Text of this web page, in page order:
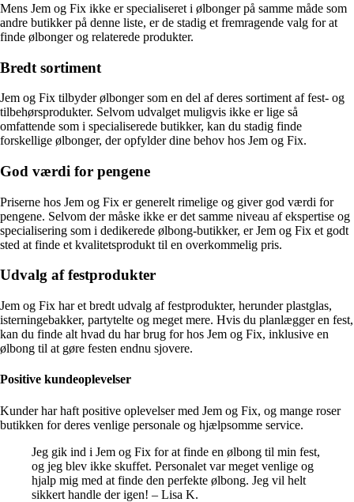
Mens Jem og Fix ikke er specialiseret i ølbonger på samme måde som
andre butikker på denne liste, er de stadig et fremragende valg for at
finde ølbonger og relaterede produkter.
Bredt sortiment
Jem og Fix tilbyder ølbonger som en del af deres sortiment af fest- og
tilbehørsprodukter. Selvom udvalget muligvis ikke er lige så
omfattende som i specialiserede butikker, kan du stadig finde
forskellige ølbonger, der opfylder dine behov hos Jem og Fix.
God værdi for pengene
Priserne hos Jem og Fix er generelt rimelige og giver god værdi for
pengene. Selvom der måske ikke er det samme niveau af ekspertise og
specialisering som i dedikerede ølbong-butikker, er Jem og Fix et godt
sted at finde et kvalitetsprodukt til en overkommelig pris.
Udvalg af festprodukter
Jem og Fix har et bredt udvalg af festprodukter, herunder plastglas,
isterningebakker, partytelte og meget mere. Hvis du planlægger en fest,
kan du finde alt hvad du har brug for hos Jem og Fix, inklusive en
ølbong til at gøre festen endnu sjovere.
Positive kundeoplevelser
Kunder har haft positive oplevelser med Jem og Fix, og mange roser
butikken for deres venlige personale og hjælpsomme service.
Jeg gik ind i Jem og Fix for at finde en ølbong til min fest,
og jeg blev ikke skuffet. Personalet var meget venlige og
hjalp mig med at finde den perfekte ølbong. Jeg vil helt
sikkert handle der igen! – Lisa K.